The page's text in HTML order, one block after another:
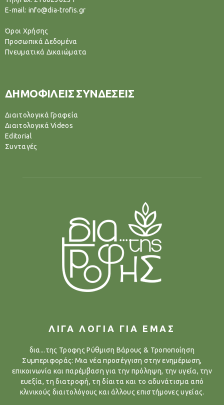
E-mail: info@dia-trofis.gr
Όροι Χρήσης
Προσωπικά Δεδομένα
Πνευματικά Δικαιώματα
ΔΗΜΟΦΙΛΕΙΣ ΣΥΝΔΕΣΕΙΣ
Διαιτολογικά Γραφεία
Διαιτολογικά Videos
Editorial
Συνταγές
ΛΙΓΑ ΛΟΓΙΑ ΓΙΑ ΕΜΑΣ
δια...της Τροφης Ρύθμιση Βάρους & Τροποποίηση
Συμπεριφοράς: Μια νέα προσέγγιση στην ενημέρωση,
επικοινωνία και παρέμβαση για την πρόληψη, την υγεία, την
ευεξία, τη διατροφή, τη δίαιτα και το αδυνάτισμα από
κλινικούς διαιτολόγους και άλλους επιστήμονες υγείας.